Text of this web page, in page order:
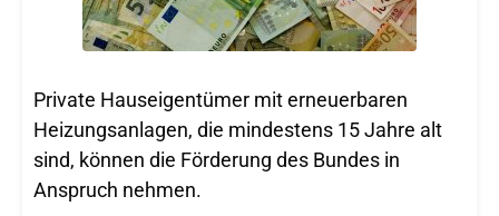
Private Hauseigentümer mit erneuerbaren
Heizungsanlagen, die mindestens 15 Jahre alt
sind, können die Förderung des Bundes in
Anspruch nehmen.